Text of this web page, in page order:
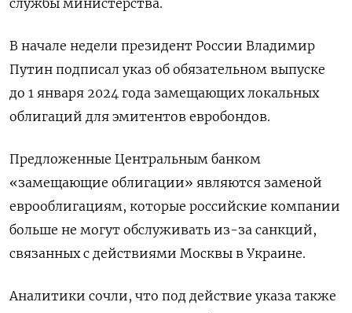
В начале недели президент России Владимир
Путин подписал указ об обязательном выпуске
до 1 января 2024 года замещающих локальных
облигаций для эмитентов евробондов.
Предложенные Центральным банком
«замещающие облигации» являются заменой
еврооблигациям, которые российские компании
больше не могут обслуживать из-за санкций,
связанных с действиями Москвы в Украине.
Аналитики сочли, что под действие указа также